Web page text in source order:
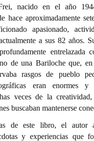
Letrada
Unidad Coordinadora
Públicas
nacido en el año
hace aproximadamente
apasionado,
a sus 82 años.
entrelazada
de una Bariloche que, en
rasgos de pueblo
eran enormes y
veces de la
buscaban mantenerse
de este libro, el autor
y experiencias que